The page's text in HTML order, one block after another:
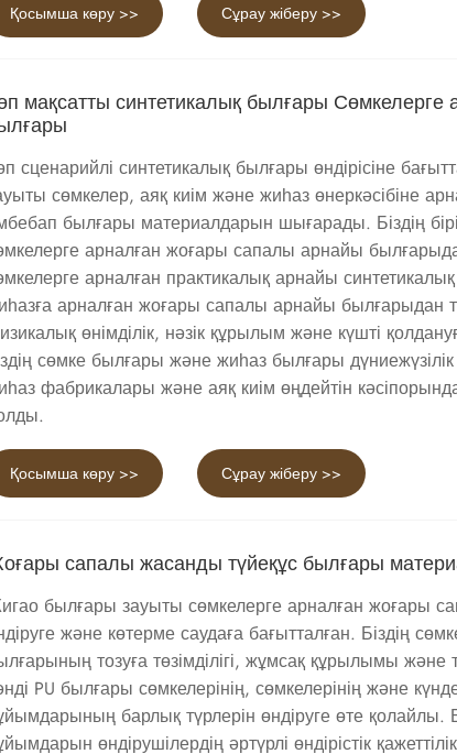
Қосымша көру >> Сұрау жіберу >>
мақсатты синтетикалық былғары Сөмкелерге
сценарийлі синтетикалық былғары өндірісіне
сөмкелер, аяқ киім және жиһаз өнеркәсібіне
былғары материалдарын шығарады. Біздің
арналған жоғары сапалы арнайы
арналған практикалық арнайы
арналған жоғары сапалы арнайы былғарыдан
өнімділік, нәзік құрылым және күшті
сөмке былғары және жиһаз былғары дүниежүзілік
фабрикалары және аяқ киім өңдейтін
Қосымша көру >> Сұрау жіберу >>
сапалы жасанды түйеқұс былғары
былғары зауыты сөмкелерге арналған жоғары
және көтерме саудаға бағытталған. Біздің
тозуға төзімділігі, жұмсақ құрылымы
PU былғары сөмкелерінің, сөмкелерінің және
барлық түрлерін өндіруге өте қолайлы.
өндірушілердің әртүрлі өндірістік